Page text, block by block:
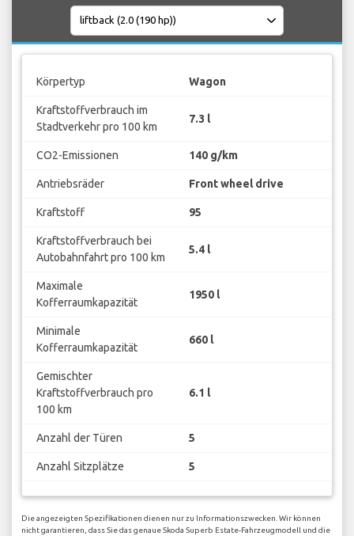
Körpertyp Wagon
Kraftstoffverbrauch im
Stadtverkehr pro 100 km
7.3 l
CO2-Emissionen 140 g/km
Antriebsräder Front wheel drive
Kraftstoff 95
Kraftstoffverbrauch bei
Autobahnfahrt pro 100 km
5.4 l
Maximale
Kofferraumkapazität
1950 l
Minimale
Kofferraumkapazität
660 l
Gemischter
Kraftstoffverbrauch pro
100 km
6.1 l
Anzahl der Türen 5
Anzahl Sitzplätze 5
Die angezeigten Spezifikationen dienen nur zu Informationszwecken. Wir können
nicht garantieren, dass Sie das genaue Skoda Superb Estate-Fahrzeugmodell und die